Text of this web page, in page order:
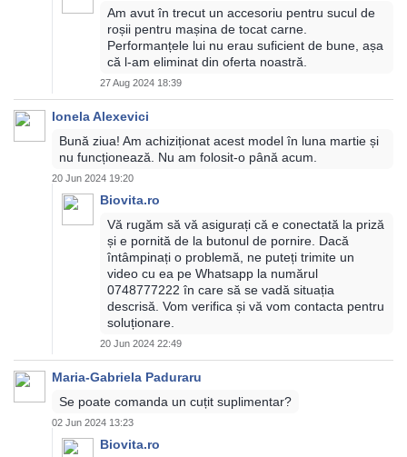
Am avut în trecut un accesoriu pentru sucul de
roșii pentru mașina de tocat carne.
Performanțele lui nu erau suficient de bune, așa
că l-am eliminat din oferta noastră.
27 Aug 2024 18:39
Ionela Alexevici
Bună ziua! Am achiziționat acest model în luna martie și
nu funcționează. Nu am folosit-o până acum.
20 Jun 2024 19:20
Biovita.ro
Vă rugăm să vă asigurați că e conectată la priză
și e pornită de la butonul de pornire. Dacă
întâmpinați o problemă, ne puteți trimite un
video cu ea pe Whatsapp la numărul
0748777222 în care să se vadă situația
descrisă. Vom verifica și vă vom contacta pentru
soluționare.
20 Jun 2024 22:49
Maria-Gabriela Paduraru
Se poate comanda un cuțit suplimentar?
02 Jun 2024 13:23
Biovita.ro